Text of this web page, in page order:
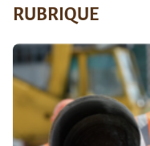
RUBRIQUE